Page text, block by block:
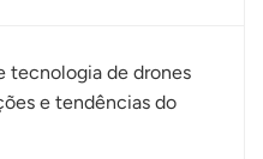
tecnologia de drones
e tendências do